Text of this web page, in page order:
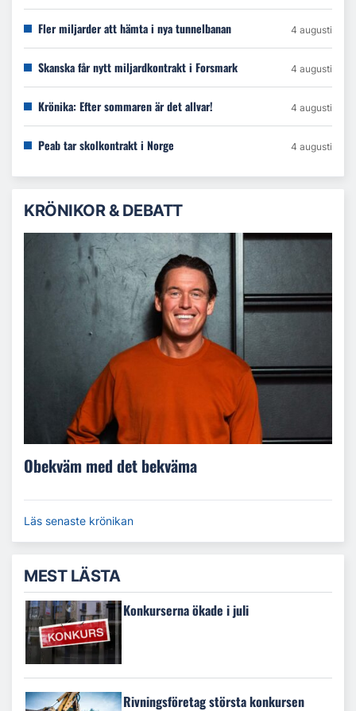
Fler miljarder att hämta i nya tunnelbanan 4 augusti
Skanska får nytt miljardkontrakt i Forsmark 4 augusti
Krönika: Efter sommaren är det allvar! 4 augusti
Peab tar skolkontrakt i Norge 4 augusti
KRÖNIKOR & DEBATT
Obekväm med det bekväma
Läs senaste krönikan
MEST LÄSTA
Konkurserna ökade i juli
Rivningsföretag största konkursen